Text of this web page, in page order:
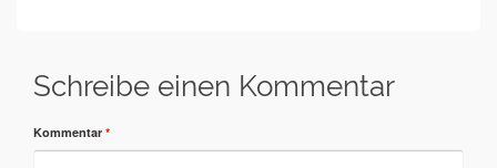
Schreibe einen Kommentar
Kommentar *